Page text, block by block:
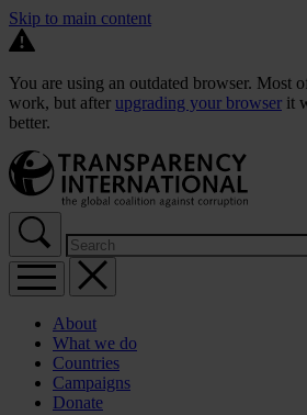
Skip to main content
You are using an outdated browser. Most
work, but after upgrading your browser it
better.
About
What we do
Countries
Campaigns
Donate